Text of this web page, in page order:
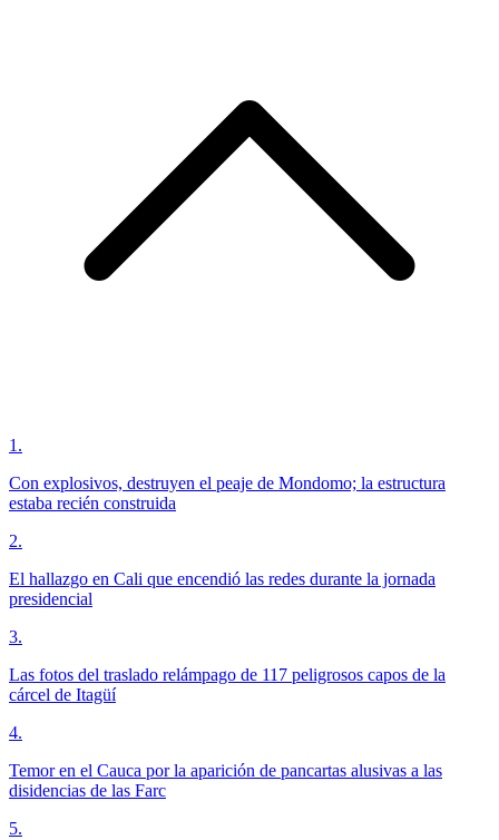
1 .
Con explosivos, destruyen el peaje de Mondomo; la estructura
estaba recién construida
2.
El hallazgo en Cali que encendió las redes durante la jornada
presidencial
3.
Las fotos del traslado relámpago de 117 peligrosos capos de la
cárcel de Itagüí
4.
Temor en el Cauca por la aparición de pancartas alusivas a las
disidencias de las Farc
5.